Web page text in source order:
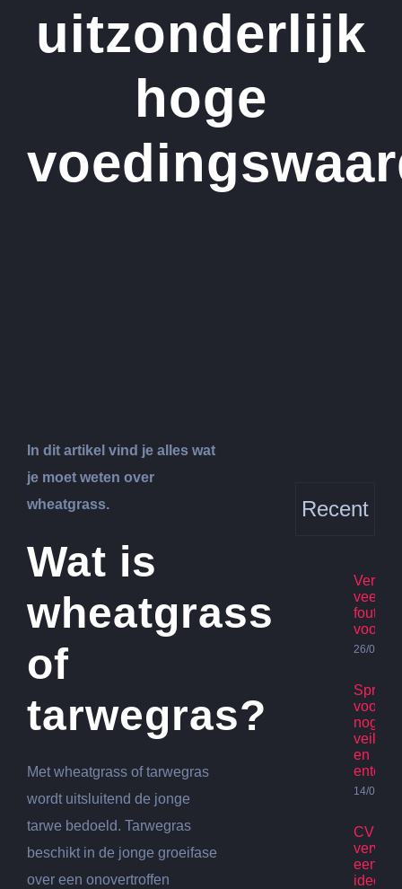
uitzonderlijk
hoge
In dit artikel vind je alles wat
je moet weten over
wheatgrass.
Wat is
wheatgrass
of
tarwegras?
Met wheatgrass of tarwegras
wordt uitsluitend de jonge
tarwe bedoeld. Tarwegras
beschikt in de jonge groeifase
over een onovertroffen
Recent
fouten
26/07/
voor
nog
veilig
en
14/07/
CV
een
idee?